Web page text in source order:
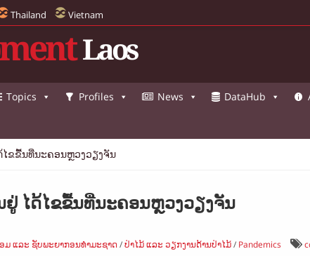
Thailand Vietnam
Laos
Topics Profiles News DataHub
ໄຂຂື້ນທີ່ນະຄອນຫຼວງວຽງຈັນ
ຢູ່ ໄດ້ໄຂຂື້ນທີ່ນະຄອນຫຼວງວຽງຈັນ
ມ ແລະ ຊັບພະຍາກອນທຳມະຊາດ /ປ່າໄມ້ ແລະ ວຽກງານດ້ານປ່າໄມ້ / Pandemics